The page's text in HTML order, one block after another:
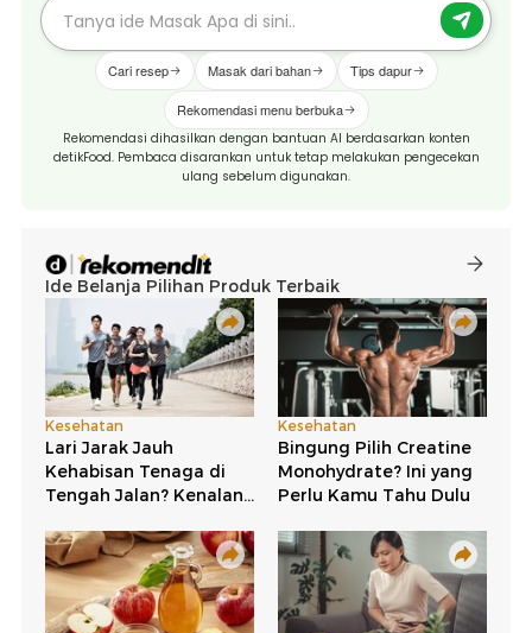
Cari resep Masak dari bahan Tips dapur
Rekomendasi menu berbuka
Rekomendasi dihasilkan dengan bantuan AI berdasarkan konten
detikFood. Pembaca disarankan untuk tetap melakukan pengecekan
ulang sebelum digunakan.